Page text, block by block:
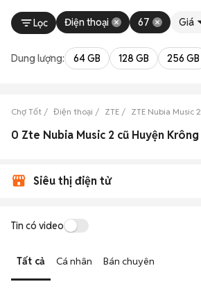
Lọc Điện thoại 67 Giá
Dung lượng: 64 GB 128 GB 256 GB
Chợ Tốt Điện thoại ZTE ZTE Nubia Music 2
Siêu thị điện tử
Tin có video
Tất cả Cá nhân Bán chuyên